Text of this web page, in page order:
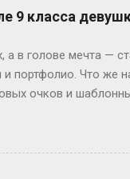
Вот и вся
дня «сверху».
в субботу.
9 класса
а в голове мечта —
и портфолио. Что же
очков и
свидетельство о
нет 18, подпись
Рост, вес и